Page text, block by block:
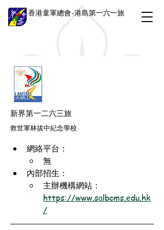
香港童軍總會-港島第一六一旅
新界第一二六三旅
救世軍林拔中紀念學校
網絡平台：
無
內部招生：
主辦機構網站：
https://www.salbcms.edu.hk
/